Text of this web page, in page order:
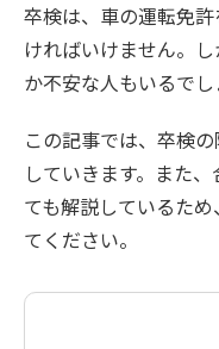
卒検は、車の運転免
ければいけません。
か不安な人もいるでし
この記事では、卒検
していきます。また
ても解説しているた
てください。